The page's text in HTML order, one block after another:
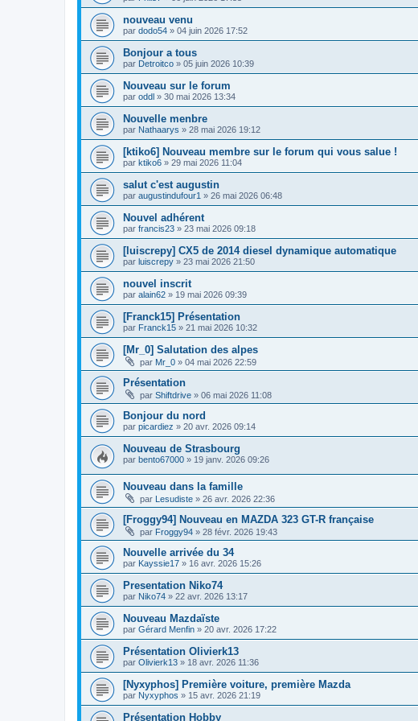
nouveau venu
par dodo54 » 04 juin 2026 17:52
Bonjour a tous
par Detroitco » 05 juin 2026 10:39
Nouveau sur le forum
par oddl » 30 mai 2026 13:34
Nouvelle menbre
par Nathaarys » 28 mai 2026 19:12
[ktiko6] Nouveau membre sur le forum qui vous salue !
par ktiko6 » 29 mai 2026 11:04
salut c'est augustin
par augustindufour1 » 26 mai 2026 06:48
Nouvel adhérent
par francis23 » 23 mai 2026 09:18
[luiscrepy] CX5 de 2014 diesel dynamique automatique
par luiscrepy » 23 mai 2026 21:50
nouvel inscrit
par alain62 » 19 mai 2026 09:39
[Franck15] Présentation
par Franck15 » 21 mai 2026 10:32
[Mr_0] Salutation des alpes
par Mr_0 » 04 mai 2026 22:59
Présentation
par Shiftdrive » 06 mai 2026 11:08
Bonjour du nord
par picardiez » 20 avr. 2026 09:14
Nouveau de Strasbourg
par bento67000 » 19 janv. 2026 09:26
Nouveau dans la famille
par Lesudiste » 26 avr. 2026 22:36
[Froggy94] Nouveau en MAZDA 323 GT-R française
par Froggy94 » 28 févr. 2026 19:43
Nouvelle arrivée du 34
par Kayssie17 » 16 avr. 2026 15:26
Presentation Niko74
par Niko74 » 22 avr. 2026 13:17
Nouveau Mazdaïste
par Gérard Menfin » 20 avr. 2026 17:22
Présentation Olivierk13
par Olivierk13 » 18 avr. 2026 11:36
[Nyxyphos] Première voiture, première Mazda
par Nyxyphos » 15 avr. 2026 21:19
Présentation Hobby